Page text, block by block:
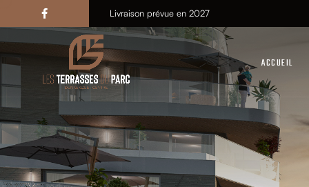
Livraison prévue en 2027
ACCUEIL